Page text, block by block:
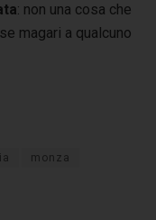
: non una cosa che
magari a qualcuno
monza